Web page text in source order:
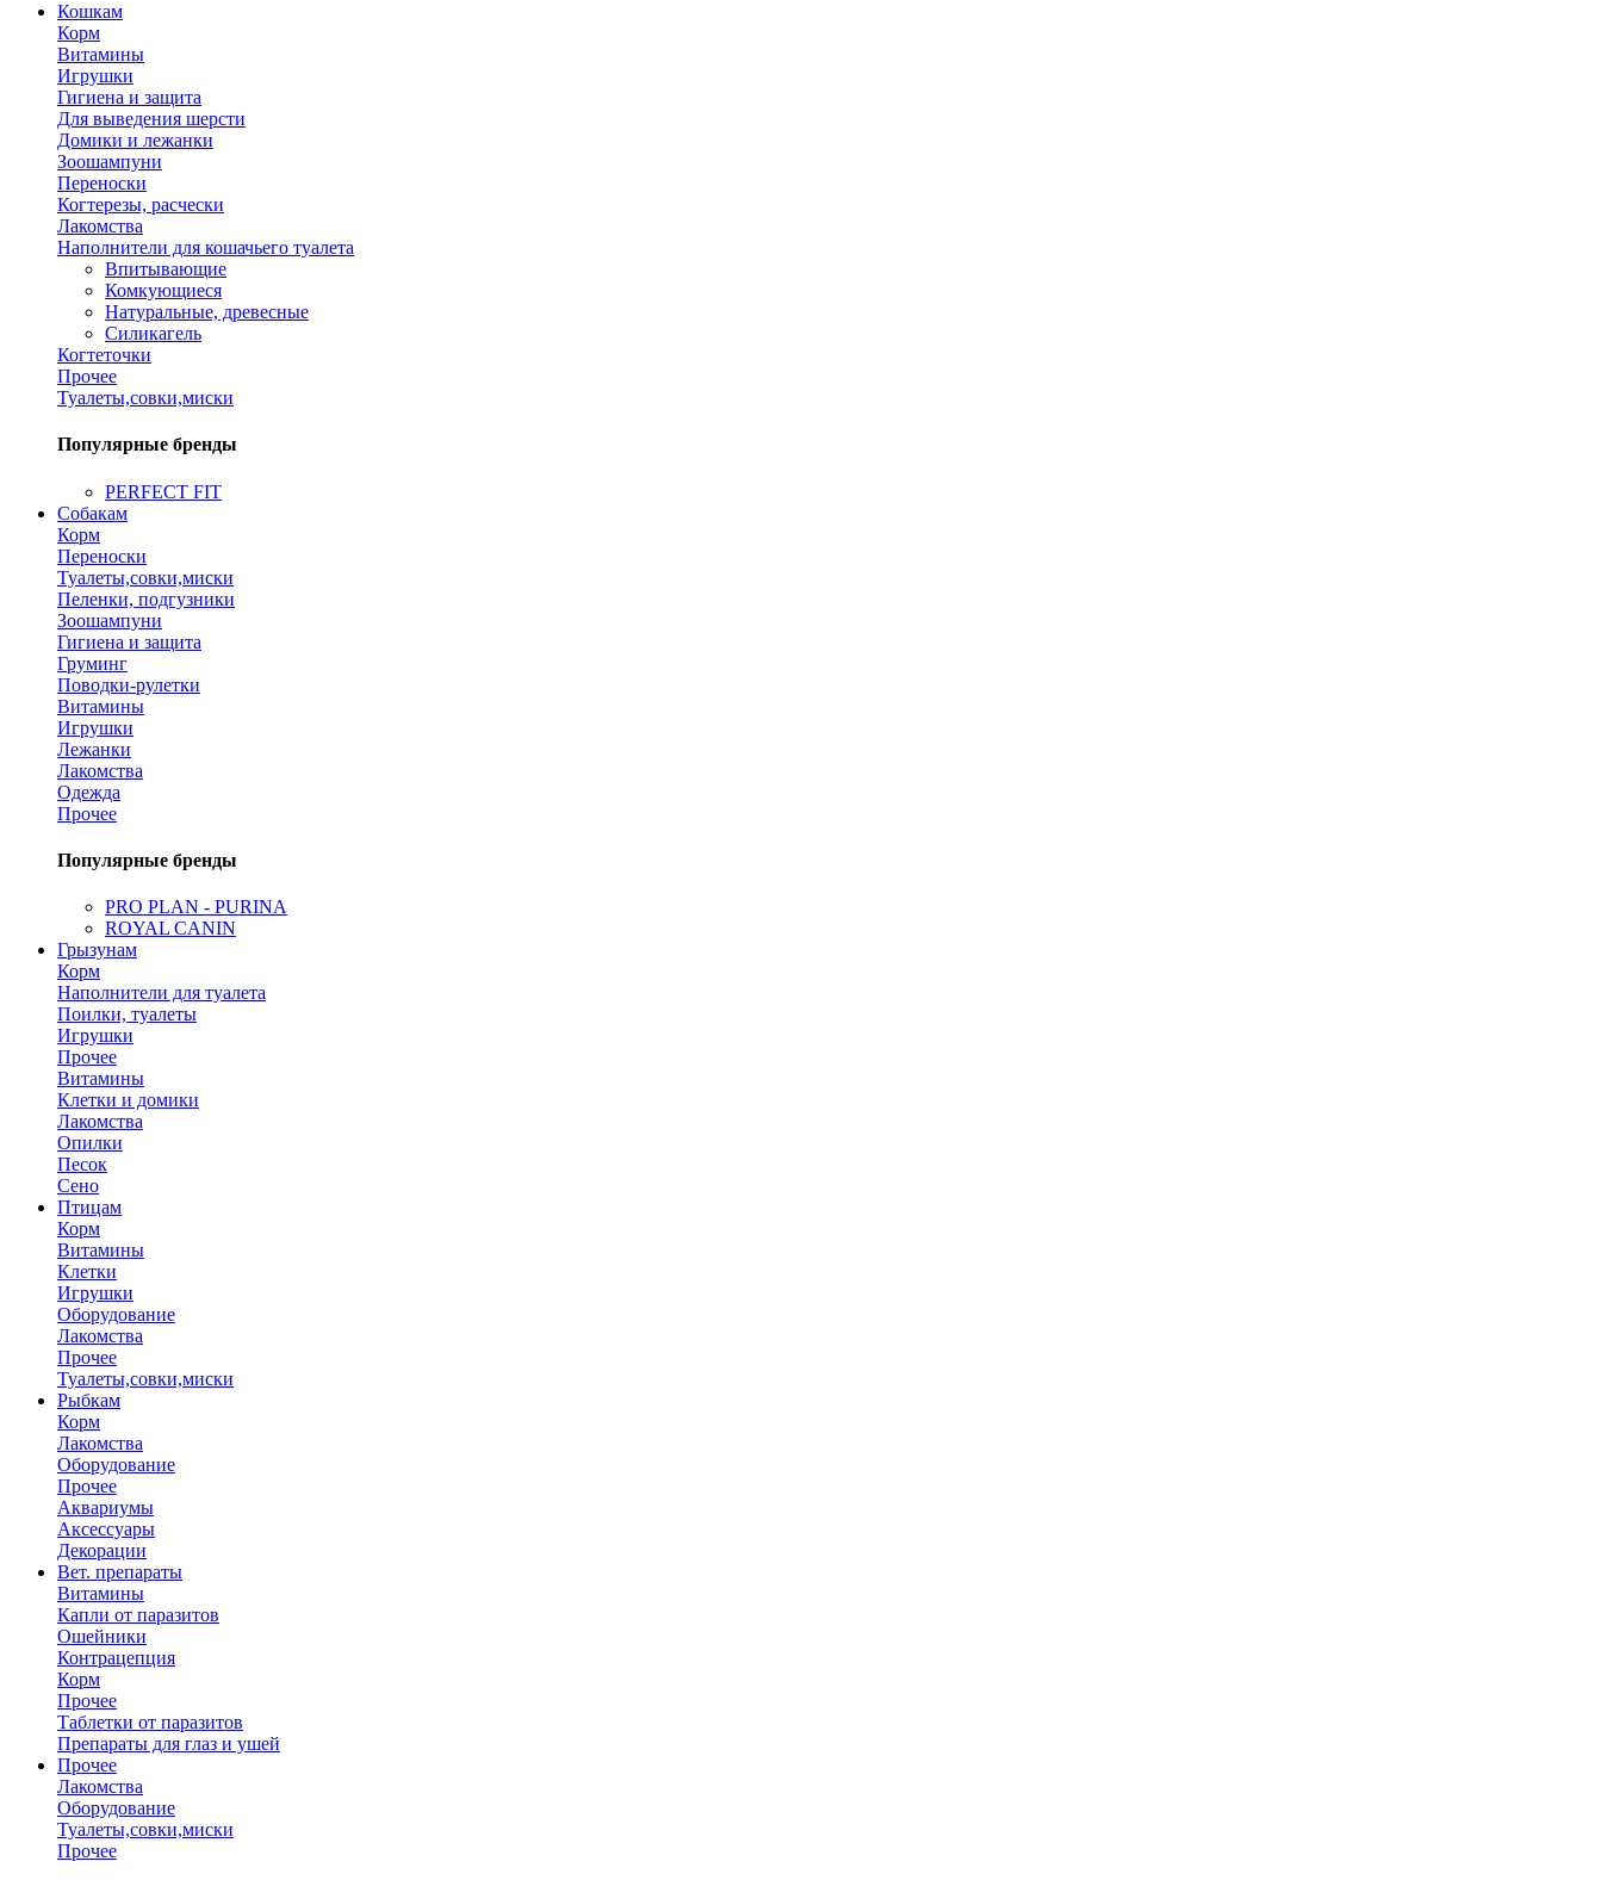
Кошкам
Корм
Витамины
Игрушки
Гигиена и защита
Для выведения шерсти
Домики и лежанки
Зоошампуни
Переноски
Когтерезы, расчески
Лакомства
Наполнители для кошачьего туалета
Впитывающие
Комкующиеся
Натуральные, древесные
Силикагель
Когтеточки
Прочее
Туалеты,совки,миски
Популярные бренды
PERFECT FIT
Собакам
Корм
Переноски
Туалеты,совки,миски
Пеленки, подгузники
Зоошампуни
Гигиена и защита
Груминг
Поводки-рулетки
Витамины
Игрушки
Лежанки
Лакомства
Одежда
Прочее
Популярные бренды
PRO PLAN - PURINA
ROYAL CANIN
Грызунам
Корм
Наполнители для туалета
Поилки, туалеты
Игрушки
Прочее
Витамины
Клетки и домики
Лакомства
Опилки
Песок
Сено
Птицам
Корм
Витамины
Клетки
Игрушки
Оборудование
Лакомства
Прочее
Туалеты,совки,миски
Рыбкам
Корм
Лакомства
Оборудование
Прочее
Аквариумы
Аксессуары
Декорации
Вет. препараты
Витамины
Капли от паразитов
Ошейники
Контрацепция
Корм
Прочее
Таблетки от паразитов
Препараты для глаз и ушей
Прочее
Лакомства
Оборудование
Туалеты,совки,миски
Прочее